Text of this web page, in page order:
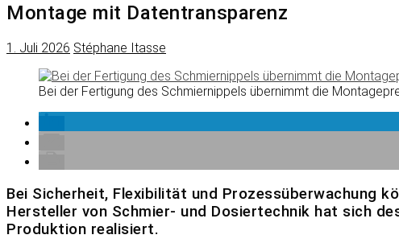
Montage mit Datentransparenz
1. Juli 2026 Stéphane Itasse
Bei der Fertigung des Schmiernippels übernimmt die
Bei Sicherheit, Flexibilität und Prozessüberwachung
Hersteller von Schmier- und Dosiertechnik hat sich
Produktion realisiert.